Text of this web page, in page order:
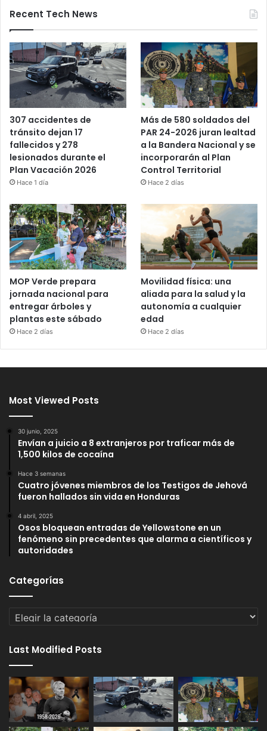
Recent Tech News
307 accidentes de
tránsito dejan 17
fallecidos y 278
lesionados durante el
Plan Vacación 2026
Hace 1 día
Más de 580 soldados del
PAR 24-2026 juran lealtad
a la Bandera Nacional y se
incorporarán al Plan
Control Territorial
Hace 2 días
MOP Verde prepara
jornada nacional para
entregar árboles y
plantas este sábado
Hace 2 días
Movilidad física: una
aliada para la salud y la
autonomía a cualquier
edad
Hace 2 días
Most Viewed Posts
30 junio, 2025
Envían a juicio a 8 extranjeros por traficar más de
1,500 kilos de cocaína
Hace 3 semanas
Cuatro jóvenes miembros de los Testigos de Jehová
fueron hallados sin vida en Honduras
4 abril, 2025
Osos bloquean entradas de Yellowstone en un
fenómeno sin precedentes que alarma a científicos y
autoridades
Categorías
Categorías
Last Modified Posts